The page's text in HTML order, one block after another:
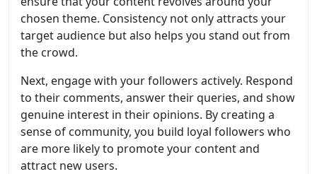
chosen theme. Consistency not only attracts your
target audience but also helps you stand out from
the crowd.
Next, engage with your followers actively. Respond
to their comments, answer their queries, and show
genuine interest in their opinions. By creating a
sense of community, you build loyal followers who
are more likely to promote your content and
attract new users.